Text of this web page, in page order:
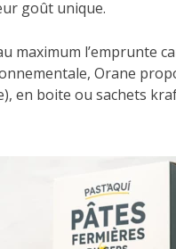
goût unique.
maximum l’emprunte
Orane
en boite ou sachets